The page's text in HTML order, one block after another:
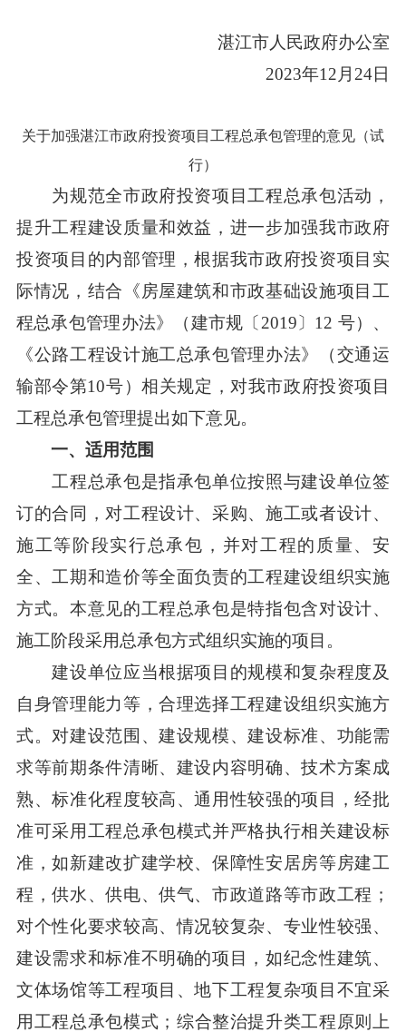
湛江市人民政府办公室
2023年12月24日
关于加强湛江市政府投资项目工程总承包管理的意见（试
行）
为规范全市政府投资项目工程总承包活动，
提升工程建设质量和效益，进一步加强我市政府
投资项目的内部管理，根据我市政府投资项目实
际情况，结合《房屋建筑和市政基础设施项目工
程总承包管理办法》（建市规〔2019〕12 号）、
《公路工程设计施工总承包管理办法》（交通运
输部令第10号）相关规定，对我市政府投资项目
工程总承包管理提出如下意见。
一、适用范围
工程总承包是指承包单位按照与建设单位签
订的合同，对工程设计、采购、施工或者设计、
施工等阶段实行总承包，并对工程的质量、安
全、工期和造价等全面负责的工程建设组织实施
方式。本意见的工程总承包是特指包含对设计、
施工阶段采用总承包方式组织实施的项目。
建设单位应当根据项目的规模和复杂程度及
自身管理能力等，合理选择工程建设组织实施方
式。对建设范围、建设规模、建设标准、功能需
求等前期条件清晰、建设内容明确、技术方案成
熟、标准化程度较高、通用性较强的项目，经批
准可采用工程总承包模式并严格执行相关建设标
准，如新建改扩建学校、保障性安居房等房建工
程，供水、供电、供气、市政道路等市政工程；
对个性化要求较高、情况较复杂、专业性较强、
建设需求和标准不明确的项目，如纪念性建筑、
文体场馆等工程项目、地下工程复杂项目不宜采
用工程总承包模式；综合整治提升类工程原则上